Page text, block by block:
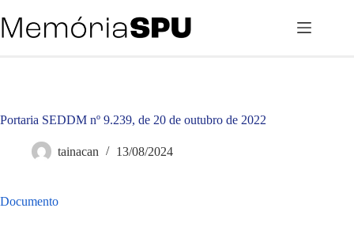
para
o
Portaria SEDDM nº 9.239, de 20 de outubro de 2022
tainacan 13/08/2024
Documento